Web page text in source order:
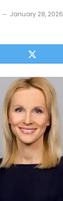
January 28, 2026